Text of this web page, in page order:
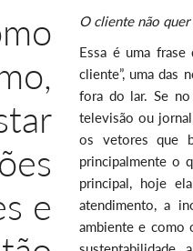
e
O cliente não quer
Essa é uma
cliente”, uma das
fora do lar. Se
televisão ou
os vetores que
principalmente o
principal, hoje
atendimento, a
ambiente e como